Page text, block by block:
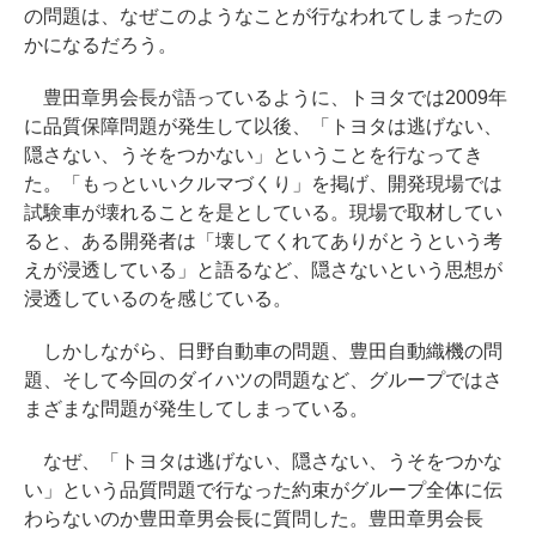
の問題は、なぜこのようなことが行なわれてしまったの
かになるだろう。
豊田章男会長が語っているように、トヨタでは2009年
に品質保障問題が発生して以後、「トヨタは逃げない、
隠さない、うそをつかない」ということを行なってき
た。「もっといいクルマづくり」を掲げ、開発現場では
試験車が壊れることを是としている。現場で取材してい
ると、ある開発者は「壊してくれてありがとうという考
えが浸透している」と語るなど、隠さないという思想が
浸透しているのを感じている。
しかしながら、日野自動車の問題、豊田自動織機の問
題、そして今回のダイハツの問題など、グループではさ
まざまな問題が発生してしまっている。
なぜ、「トヨタは逃げない、隠さない、うそをつかな
い」という品質問題で行なった約束がグループ全体に伝
わらないのか豊田章男会長に質問した。豊田章男会長